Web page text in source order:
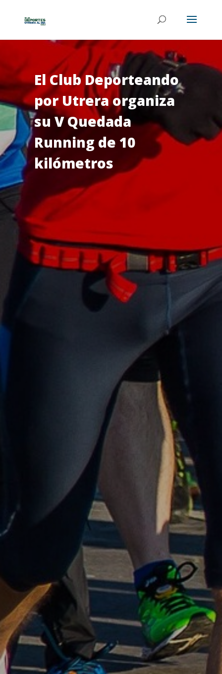
El Club Deporteando
por Utrera organiza
su V Quedada
Running de 10
kilómetros